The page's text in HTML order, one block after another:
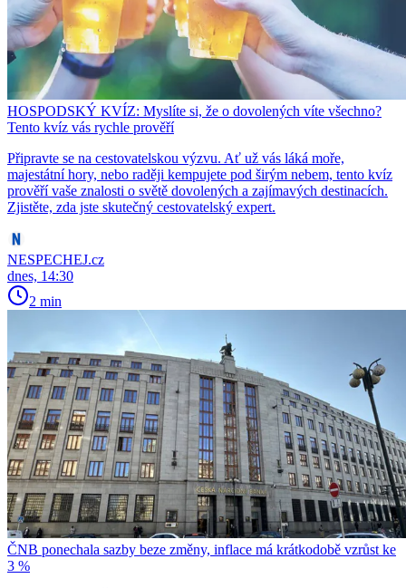
HOSPODSKÝ KVÍZ: Myslíte si, že o dovolených víte všechno?
Tento kvíz vás rychle prověří
Připravte se na cestovatelskou výzvu. Ať už vás láká moře,
majestátní hory, nebo raději kempujete pod širým nebem, tento kvíz
prověří vaše znalosti o světě dovolených a zajímavých destinacích.
Zjistěte, zda jste skutečný cestovatelský expert.
NESPECHEJ.cz
dnes, 14:30
2 min
ČNB ponechala sazby beze změny, inflace má krátkodobě vzrůst ke
3 %